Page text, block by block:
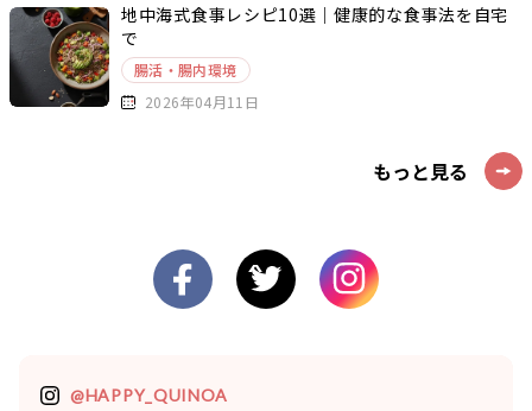
地中海式食事レシピ10選｜健康的な食事法を自宅
で
腸活・腸内環境
2026年04月11日
もっと見る
@HAPPY_QUINOA